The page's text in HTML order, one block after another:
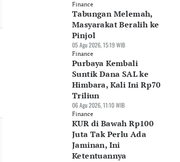
Finance
Tabungan Melemah,
Masyarakat Beralih ke
Pinjol
05 Agu 2026, 15:19 WIB
Finance
Purbaya Kembali
Suntik Dana SAL ke
Himbara, Kali Ini Rp70
Triliun
06 Agu 2026, 11:10 WIB
Finance
KUR di Bawah Rp100
Juta Tak Perlu Ada
Jaminan, Ini
Ketentuannya